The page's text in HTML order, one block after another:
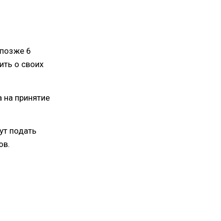
6
о своих
на принятие
подать